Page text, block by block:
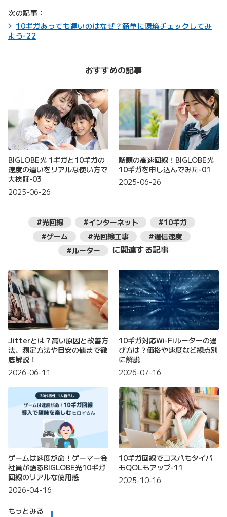
次の記事：
10ギガあっても遅いのはなぜ？簡単に環境チェックしてみ
よう-22
おすすめの記事
BIGLOBE光 1ギガと10ギガの
速度の違いをリアルな使い方で
大検証-03
2025-06-26
話題の高速回線！BIGLOBE光
10ギガを申し込んでみた-01
2025-06-26
#光回線 #インターネット
#10ギガ
#ゲーム
#光回線工事
#通信速度
#ルーター
に関連する記事
Jitterとは？高い原因と改善方
法、測定方法や目安の値まで徹
底解説！
2026-06-11
10ギガ対応Wi-Fiルーターの選
び方は？価格や速度など観点別
に解説
2026-07-16
ゲームは速度が命！ゲーマー会
社員が語るBIGLOBE光10ギガ
回線のリアルな使用感
2026-04-16
10ギガ回線でコスパもタイパ
もQOLもアップ-11
2025-10-16
もっとみる